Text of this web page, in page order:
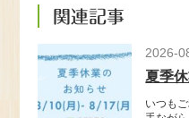
関連記事
2026-
夏季
いつも